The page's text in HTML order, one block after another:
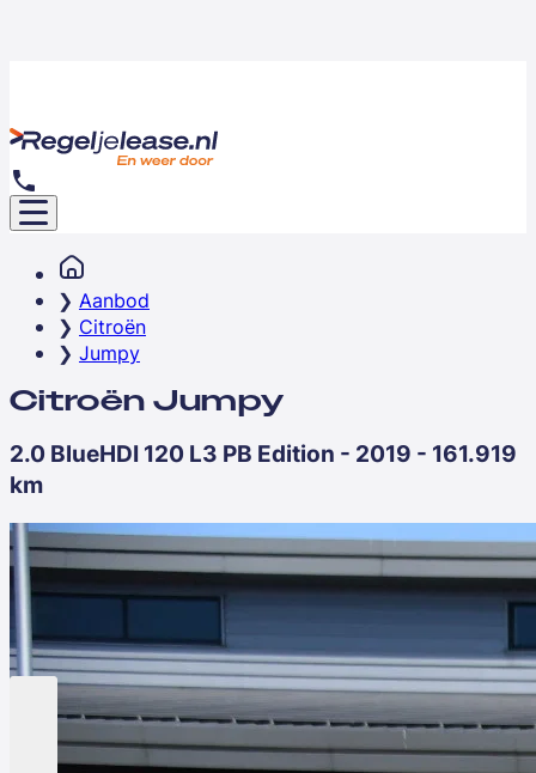
Aanbod
Citroën
Jumpy
Citroën Jumpy
2.0 BlueHDI 120 L3 PB Edition - 2019 - 161.919
km